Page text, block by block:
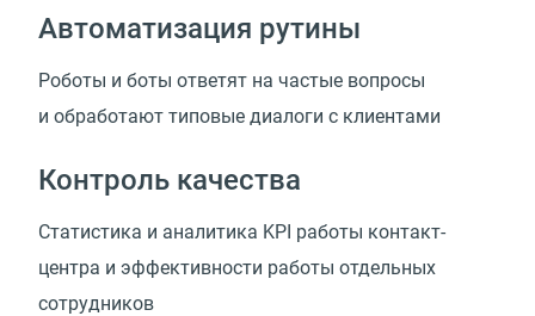
Автоматизация рутины
Роботы и боты ответят на частые вопросы
и обработают типовые диалоги с клиентами
Контроль качества
Статистика и аналитика KPI работы контакт-
центра и эффективности работы отдельных
сотрудников